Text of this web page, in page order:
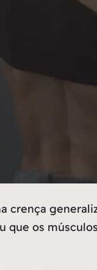
crença
que os